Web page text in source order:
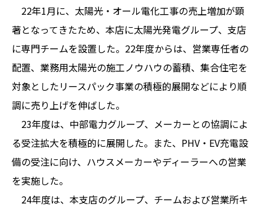
22年1月に、太陽光・オール電化工事の売上増加が顕
著となってきたため、本店に太陽光発電グループ、支店
に専門チームを設置した。22年度からは、営業専任者の
配置、業務用太陽光の施工ノウハウの蓄積、集合住宅を
対象としたリースパック事業の積極的展開などにより順
調に売り上げを伸ばした。
23年度は、中部電力グループ、メーカーとの協調によ
る受注拡大を積極的に展開した。また、PHV・EV充電設
備の受注に向け、ハウスメーカーやディーラーへの営業
を実施した。
24年度は、本支店のグループ、チームおよび営業所キ